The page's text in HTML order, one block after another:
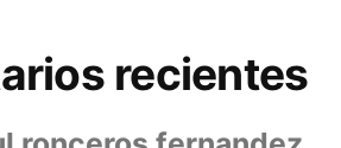
recientes